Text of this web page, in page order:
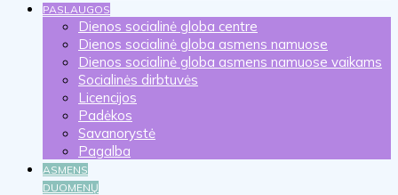
PASLAUGOS
Dienos socialinė globa centre
Dienos socialinė globa asmens namuose
Dienos socialinė globa asmens namuose vaikams
Socialinės dirbtuvės
Licencijos
Padėkos
Savanorystė
Pagalba
ASMENS
DUOMENŲ